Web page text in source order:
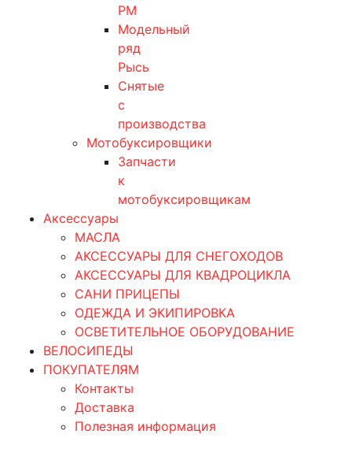
РМ
Модельный
ряд
Рысь
Снятые
с
производства
Мотобуксировщики
Запчасти
к
мотобуксировщикам
Аксессуары
МАСЛА
АКСЕССУАРЫ ДЛЯ СНЕГОХОДОВ
АКСЕССУАРЫ ДЛЯ КВАДРОЦИКЛА
САНИ ПРИЦЕПЫ
ОДЕЖДА И ЭКИПИРОВКА
ОСВЕТИТЕЛЬНОЕ ОБОРУДОВАНИЕ
ВЕЛОСИПЕДЫ
ПОКУПАТЕЛЯМ
Контакты
Доставка
Полезная информация